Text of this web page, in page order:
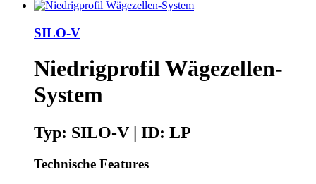
SILO-V
Niedrigprofil Wägezellen-
System
Typ: SILO-V | ID: LP
Technische Features